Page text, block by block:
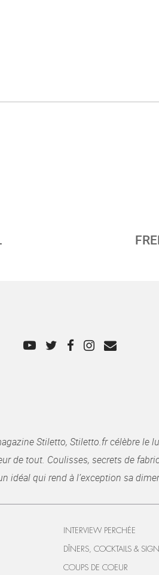
Stiletto, Stiletto.fr célèbre le
de tout. Coulisses, secrets de
idéal qui rend à l’exception sa
INTERVIEW PERCHÉE
DÎNERS, COCKTAILS &
COUPS DE COEUR